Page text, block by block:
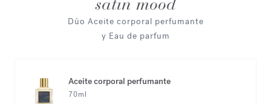
Dúo Aceite corporal perfumante
y Eau de parfum
Aceite corporal perfumante
70ml